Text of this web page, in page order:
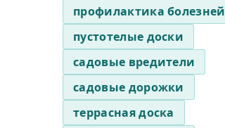
профилактика болезней
пустотелые доски
садовые вредители
садовые дорожки
террасная доска